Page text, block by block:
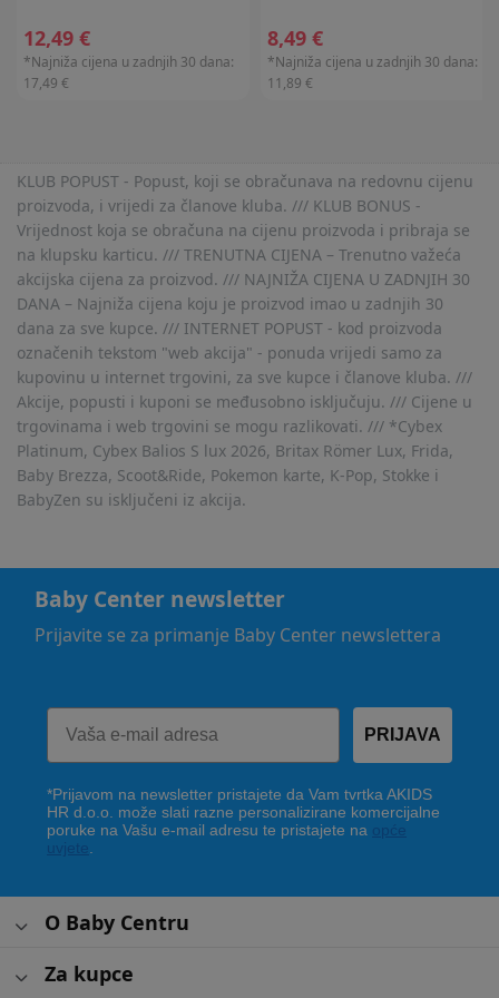
12,49 €
*Najniža cijena u zadnjih 30 dana:
17,49 €
8,49 €
*Najniža cijena u zadnjih 30 dana:
11,89 €
KLUB POPUST - Popust, koji se obračunava na redovnu cijenu
proizvoda, i vrijedi za članove kluba. /// KLUB BONUS -
Vrijednost koja se obračuna na cijenu proizvoda i pribraja se
na klupsku karticu. /// TRENUTNA CIJENA – Trenutno važeća
akcijska cijena za proizvod. /// NAJNIŽA CIJENA U ZADNJIH 30
DANA – Najniža cijena koju je proizvod imao u zadnjih 30
dana za sve kupce. /// INTERNET POPUST - kod proizvoda
označenih tekstom "web akcija" - ponuda vrijedi samo za
kupovinu u internet trgovini, za sve kupce i članove kluba. ///
Akcije, popusti i kuponi se međusobno isključuju. /// Cijene u
trgovinama i web trgovini se mogu razlikovati. /// *Cybex
Platinum, Cybex Balios S lux 2026, Britax Römer Lux, Frida,
Baby Brezza, Scoot&Ride, Pokemon karte, K-Pop, Stokke i
BabyZen su isključeni iz akcija.
Baby Center newsletter
Prijavite se za primanje Baby Center newslettera
PRIJAVA
*Prijavom na newsletter pristajete da Vam tvrtka AKIDS
HR d.o.o. može slati razne personalizirane komercijalne
poruke na Vašu e-mail adresu te pristajete na
O Baby Centru
Za kupce